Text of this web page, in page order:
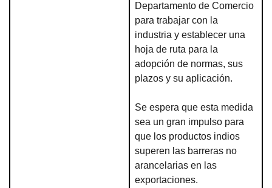
Departamento de Comercio
para trabajar con la
industria y establecer una
hoja de ruta para la
adopción de normas, sus
plazos y su aplicación.
Se espera que esta medida
sea un gran impulso para
que los productos indios
superen las barreras no
arancelarias en las
exportaciones.